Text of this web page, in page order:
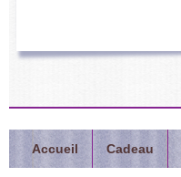
Accueil Cadeau